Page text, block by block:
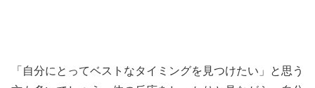
「自分にとってベストなタイミングを見つけたい」と思う